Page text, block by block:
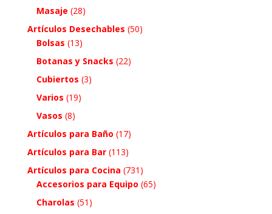
Masaje (28)
Artículos Desechables (50)
Bolsas (13)
Botanas y Snacks (22)
Cubiertos (3)
Varios (19)
Vasos (8)
Artículos para Baño (17)
Artículos para Bar (113)
Artículos para Cocina (731)
Accesorios para Equipo (65)
Charolas (51)